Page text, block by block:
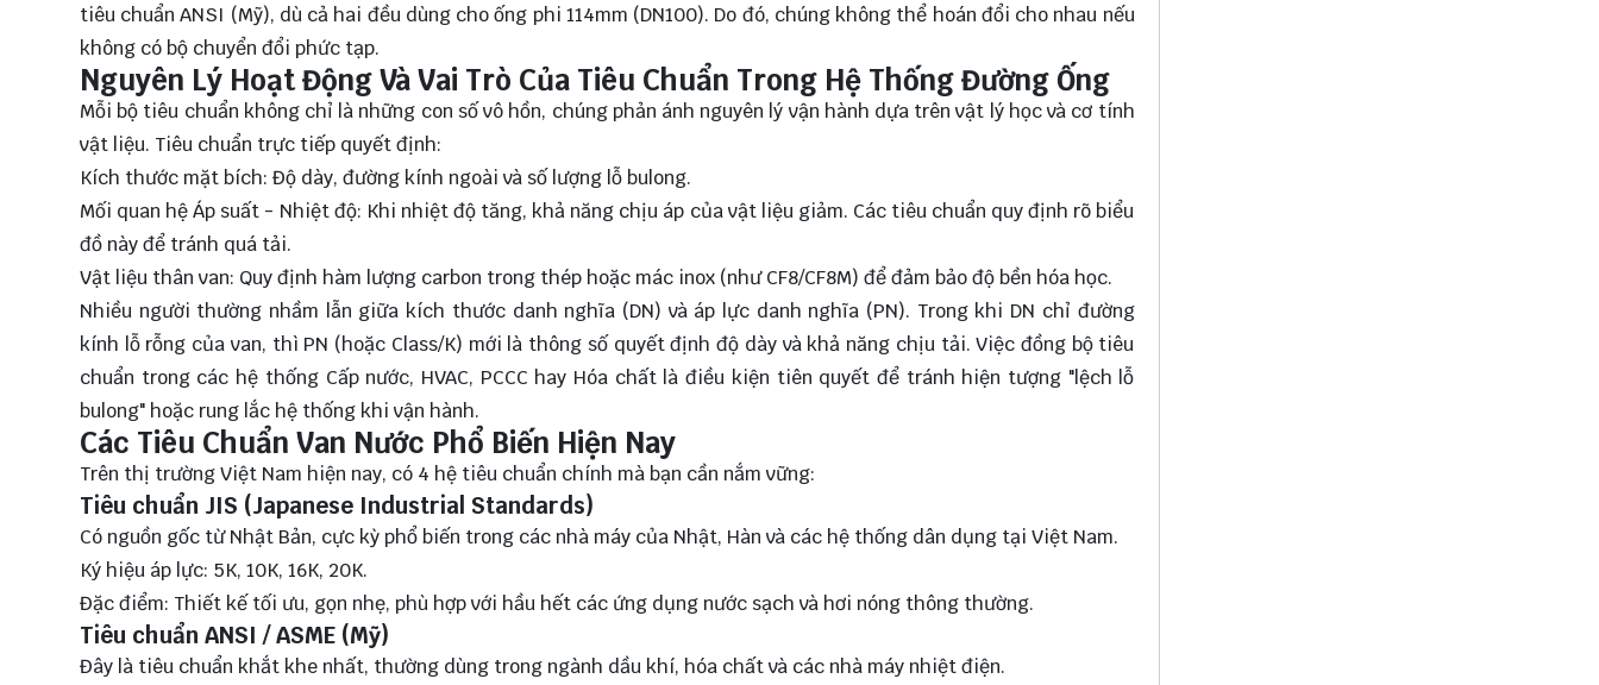
tiêu chuẩn ANSI (Mỹ), dù cả hai đều dùng cho ống phi 114mm (DN100). Do đó, chúng không thể hoán đổi cho nhau nếu
không có bộ chuyển đổi phức tạp.
Nguyên Lý Hoạt Động Và Vai Trò Của Tiêu Chuẩn Trong Hệ Thống Đường Ống
Mỗi bộ tiêu chuẩn không chỉ là những con số vô hồn, chúng phản ánh nguyên lý vận hành dựa trên vật lý học và cơ tính
vật liệu. Tiêu chuẩn trực tiếp quyết định:
Kích thước mặt bích: Độ dày, đường kính ngoài và số lượng lỗ bulong.
Mối quan hệ Áp suất - Nhiệt độ: Khi nhiệt độ tăng, khả năng chịu áp của vật liệu giảm. Các tiêu chuẩn quy định rõ biểu
đồ này để tránh quá tải.
Vật liệu thân van: Quy định hàm lượng carbon trong thép hoặc mác inox (như CF8/CF8M) để đảm bảo độ bền hóa học.
Nhiều người thường nhầm lẫn giữa kích thước danh nghĩa (DN) và áp lực danh nghĩa (PN). Trong khi DN chỉ đường
kính lỗ rỗng của van, thì PN (hoặc Class/K) mới là thông số quyết định độ dày và khả năng chịu tải. Việc đồng bộ tiêu
chuẩn trong các hệ thống Cấp nước, HVAC, PCCC hay Hóa chất là điều kiện tiên quyết để tránh hiện tượng "lệch lỗ
bulong" hoặc rung lắc hệ thống khi vận hành.
Các Tiêu Chuẩn Van Nước Phổ Biến Hiện Nay
Trên thị trường Việt Nam hiện nay, có 4 hệ tiêu chuẩn chính mà bạn cần nắm vững:
Tiêu chuẩn JIS (Japanese Industrial Standards)
Có nguồn gốc từ Nhật Bản, cực kỳ phổ biến trong các nhà máy của Nhật, Hàn và các hệ thống dân dụng tại Việt Nam.
Ký hiệu áp lực: 5K, 10K, 16K, 20K.
Đặc điểm: Thiết kế tối ưu, gọn nhẹ, phù hợp với hầu hết các ứng dụng nước sạch và hơi nóng thông thường.
Tiêu chuẩn ANSI / ASME (Mỹ)
Đây là tiêu chuẩn khắt khe nhất, thường dùng trong ngành dầu khí, hóa chất và các nhà máy nhiệt điện.